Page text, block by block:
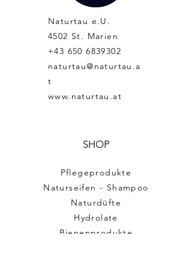
Naturtau e.U.
4502 St. Marien
+43 650 6839302
naturtau@naturtau.a
t
www.naturtau.at
SHOP
Pflegeprodukte
Naturseifen - Shampoo
Naturdüfte
Hydrolate
Bienenprodukte